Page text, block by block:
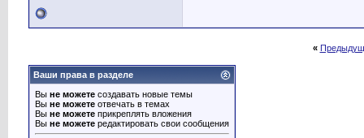
«
Ваши права в разделе
Вы не можете создавать новые темы
Вы не можете отвечать в темах
Вы не можете прикреплять вложения
Вы не можете редактировать свои сообщения